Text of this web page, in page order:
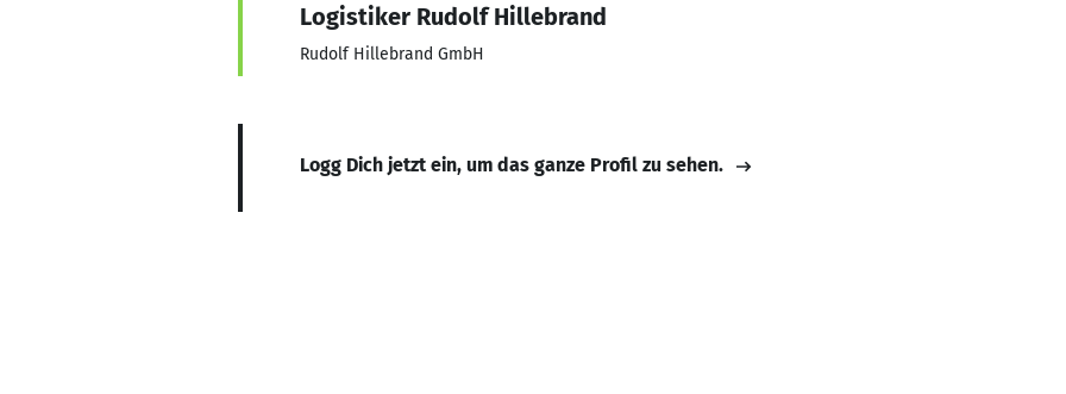
Logistiker Rudolf Hillebrand
Rudolf Hillebrand GmbH
Logg Dich jetzt ein, um das ganze Profil zu sehen.